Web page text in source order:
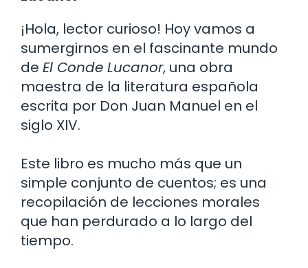
¡Hola, lector curioso! Hoy vamos a
sumergirnos en el fascinante mundo
de El Conde Lucanor, una obra
maestra de la literatura española
escrita por Don Juan Manuel en el
siglo XIV.
Este libro es mucho más que un
simple conjunto de cuentos; es una
recopilación de lecciones morales
que han perdurado a lo largo del
tiempo.